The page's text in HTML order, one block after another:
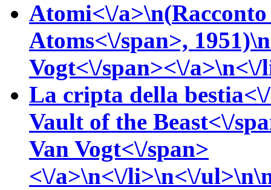
Atomi<\/a>\n(
Atoms<\/span>,
Vogt<\/span><\/
La cripta della
Vault of the Beast<\/
Van Vogt<\/span>
<\/a>\n<\/li>\n<\/